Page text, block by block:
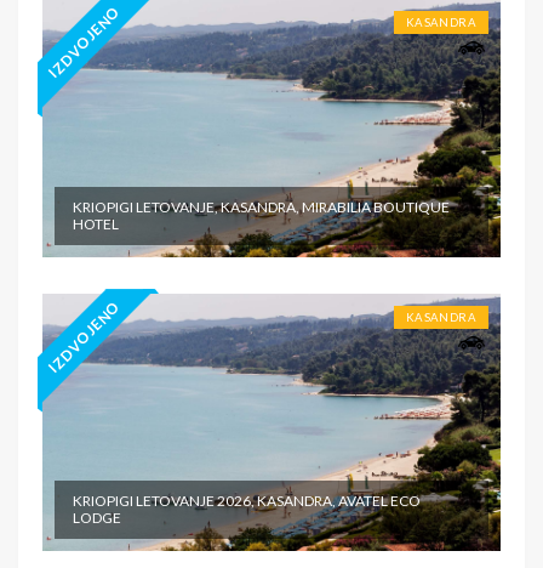
IZDVOJENO KASANDRA
KRIOPIGI LETOVANJE, KASANDRA, MIRABILIA BOUTIQUE
HOTEL
IZDVOJENO KASANDRA
KRIOPIGI LETOVANJE 2026, KASANDRA, AVATEL ECO
LODGE